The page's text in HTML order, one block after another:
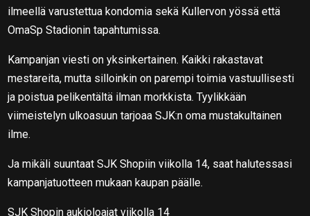
ilmeellä varustettua kondomia sekä Kullervon yössä että
OmaSp Stadionin tapahtumissa.
Kampanjan viesti on yksinkertainen. Kaikki rakastavat
mestareita, mutta silloinkin on parempi toimia vastuullisesti
ja poistua pelikentältä ilman morkkista. Tyylikkään
viimeistelyn ulkoasuun tarjoaa SJK:n oma mustakultainen
ilme.
Ja mikäli suuntaat SJK Shopiin viikolla 14, saat halutessasi
kampanjatuotteen mukaan kaupan päälle.
SJK Shopin aukioloajat viikolla 14